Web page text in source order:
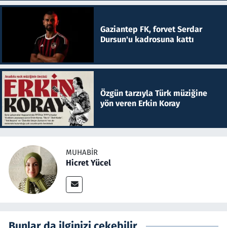
Gaziantep FK, forvet Serdar
Dursun'u kadrosuna kattı
Özgün tarzıyla Türk müziğine
yön veren Erkin Koray
MUHABIR
Hicret Yücel